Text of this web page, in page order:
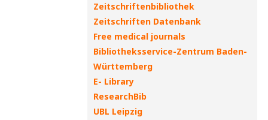
Zeitschriftenbibliothek
Zeitschriften Datenbank
Free medical journals
Bibliotheksservice-Zentrum Baden-
Württemberg
E- Library
ResearchBib
UBL Leipzig